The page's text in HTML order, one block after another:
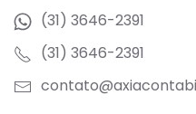
(31) 3646-2391
(31) 3646-2391